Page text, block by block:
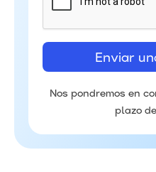
Nos pondremos en
plazo